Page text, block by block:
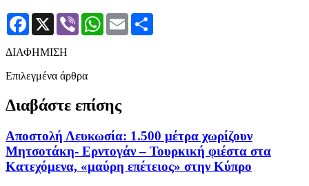
Facebook
X Viber WhatsApp
Email
ΔΙΑΦΗΜΙΣΗ
Επιλεγμένα άρθρα
Διαβάστε επίσης
Αποστολή Λευκωσία: 1.500 μέτρα χωρίζουν
Μητσοτάκη- Ερντογάν – Τουρκική φιέστα στα
Κατεχόμενα, «μαύρη επέτειος» στην Κύπρο